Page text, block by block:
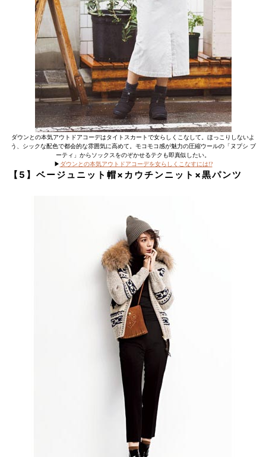
ダウンとの本気アウトドアコーデはタイトスカートで女らしくこなして。ほっこりしないよ
う、シックな配色で都会的な雰囲気に高めて。モコモコ感が魅力の圧縮ウールの「ヌプシ ブ
ーティ」からソックスをのぞかせるテクも即真似したい。
▶︎ ダウンとの本気アウトドアコーデを女らしくこなすには!?
【5】ベージュニット帽×カウチンニット×黒パンツ